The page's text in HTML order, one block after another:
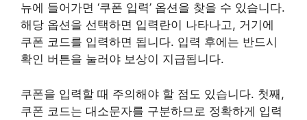
뉴에 들어가면 ‘쿠폰 입력’ 옵션을 찾을 수 있습니다.
해당 옵션을 선택하면 입력란이 나타나고, 거기에
쿠폰 코드를 입력하면 됩니다. 입력 후에는 반드시
확인 버튼을 눌러야 보상이 지급됩니다.
쿠폰을 입력할 때 주의해야 할 점도 있습니다. 첫째,
쿠폰 코드는 대소문자를 구분하므로 정확하게 입력